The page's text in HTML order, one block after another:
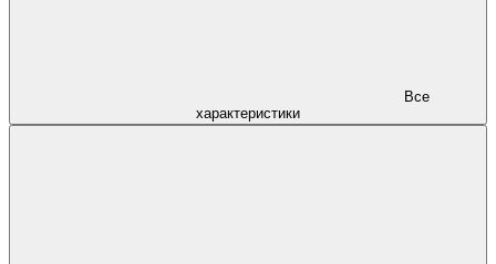
характеристики